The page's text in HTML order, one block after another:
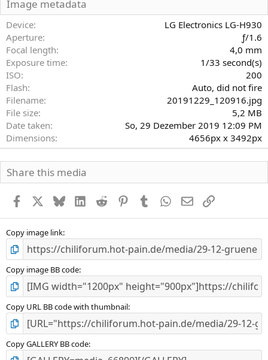
t
Image metadata
Device
LG Electronics LG-H930
Aperture
ƒ/1.6
Focal length
4,0 mm
Exposure time
1/33 second(s)
ISO
200
Flash
Auto, did not fire
Filename
20191229_120916.jpg
File size
5,2 MB
Date taken
So, 29 Dezember 2019 12:09 PM
Dimensions
4656px x 3492px
Share this media
Facebook BlueskyLinkedInReddit PinterestTumblr WhatsApp
E-MailLink
Copy image link
Copy image BB code
Copy URL BB code with thumbnail
Copy GALLERY BB code